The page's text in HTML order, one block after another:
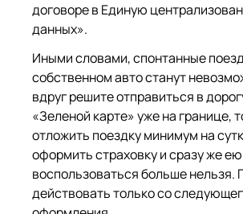
договоре в Единую
данных».
Иными словами, спонтанные
собственном авто станут
вдруг решите отправиться в
«Зеленой карте» уже на границе,
отложить поездку минимум на
оформить страховку и сразу же ею
воспользоваться больше нельзя.
действовать только со